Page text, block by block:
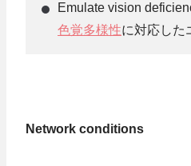
Emulate vision
色覚多様性に対応した
Network conditions